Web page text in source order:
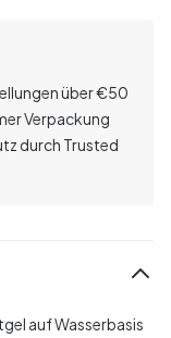
über€50
Verpackung
durch Trusted
auf Wasserbasis